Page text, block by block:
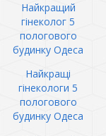
Найкращий
гінеколог 5
пологового
будинку Одеса
Найкращі
гінекологи 5
пологового
будинку Одеса